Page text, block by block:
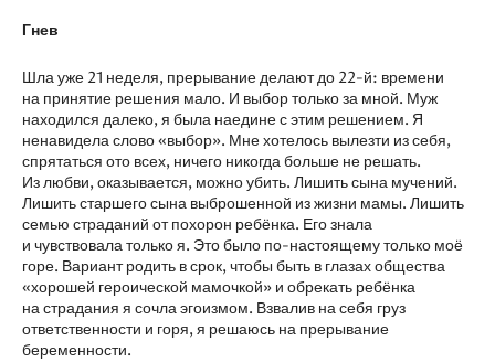
Гнев
Шла уже 21 неделя, прерывание делают до 22-й: времени
на принятие решения мало. И выбор только за мной. Муж
находился далеко, я была наедине с этим решением. Я
ненавидела слово «выбор». Мне хотелось вылезти из себя,
спрятаться ото всех, ничего никогда больше не решать.
Из любви, оказывается, можно убить. Лишить сына мучений.
Лишить старшего сына выброшенной из жизни мамы. Лишить
семью страданий от похорон ребёнка. Его знала
и чувствовала только я. Это было по-настоящему только моё
горе. Вариант родить в срок, чтобы быть в глазах общества
«хорошей героической мамочкой» и обрекать ребёнка
на страдания я сочла эгоизмом. Взвалив на себя груз
ответственности и горя, я решаюсь на прерывание
беременности.